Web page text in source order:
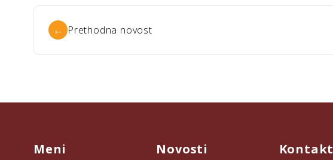
← Prethodna novost
Meni Novosti Kontakt